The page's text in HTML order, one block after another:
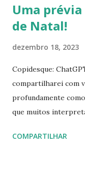
Uma
de Natal!
dezembro 18, 2023
Copidesque:
compartilharei com
profundamente
que muitos
minha vida recebeu
COMPARTILHAR